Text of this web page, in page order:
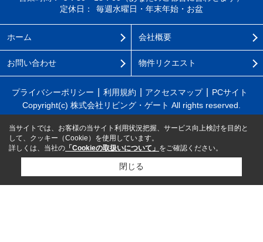
定休日：
毎週水曜日・年末年始・お盆
ホーム 会社概要
お問い合わせ 物件リクエスト
プライバシーポリシー 利用規約 アクセスマップ
PCサイト
Copyright(c) 株式会社リビング・ゲート All rights reserved.
当サイトでは、お客様の当サイト利用状況把握、サービス向上検討を目的と
して、クッキー（Cookie）を使用しています。
詳しくは、当社の 「Cookieの取扱いについて」 をご確認ください。
閉じる